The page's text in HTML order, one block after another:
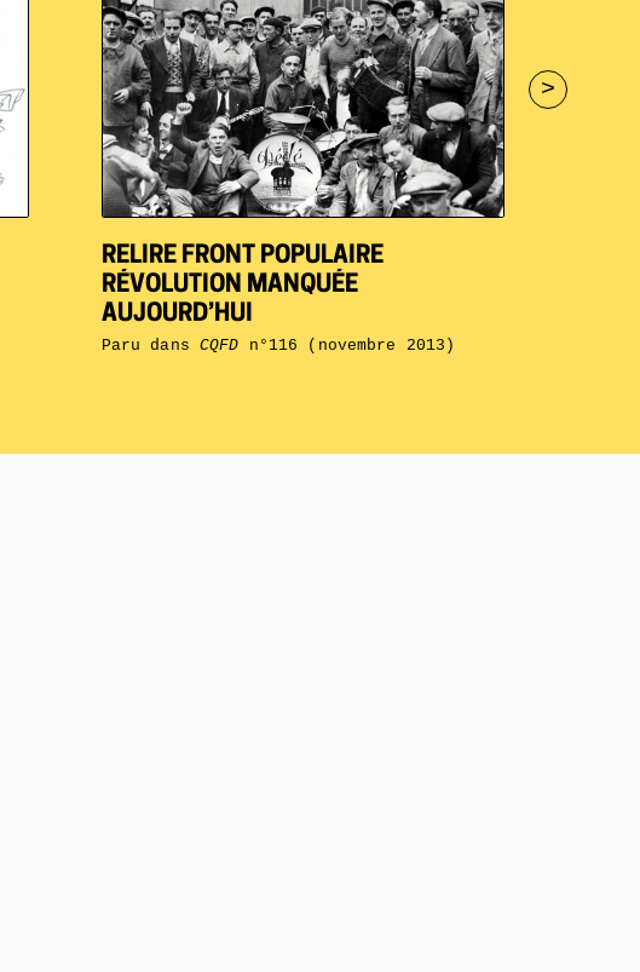
>
RELIRE FRONT POPULAIRE
RÉVOLUTION MANQUÉE
AUJOURD’HUI
Paru dans CQFD n°116 (novembre 2013)